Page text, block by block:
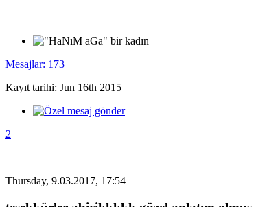
Mesajlar: 173
Kayıt tarihi: Jun 16th 2015
2
Thursday, 9.03.2017, 17:54